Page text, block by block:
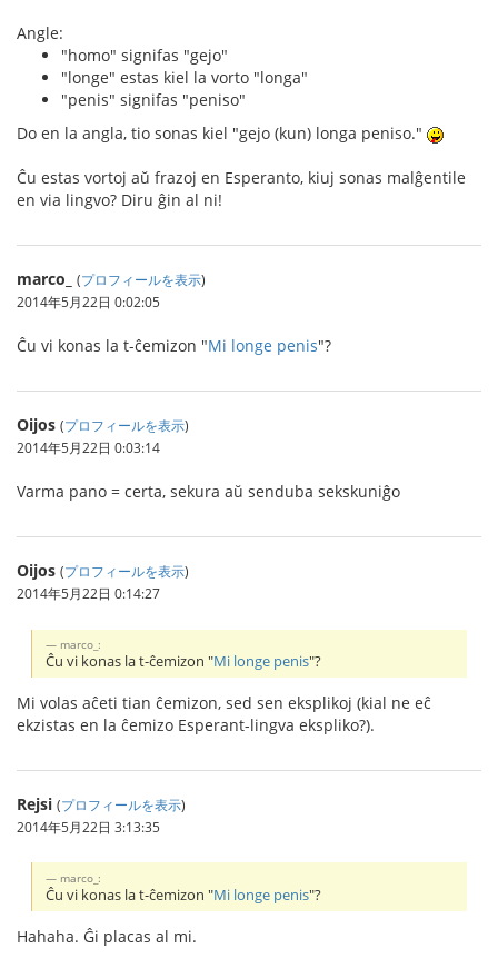
Angle:
"homo" signifas "gejo"
"longe" estas kiel la vorto "longa"
"penis" signifas "peniso"
Do en la angla, tio sonas kiel "gejo (kun) longa peniso."
Ĉu estas vortoj aŭ frazoj en Esperanto, kiuj sonas malĝentile
en via lingvo? Diru ĝin al ni!
marco_ (プロフィールを表示)
2014年5月22日 0:02:05
Ĉu vi konas la t-ĉemizon "Mi longe penis"?
Oijos (プロフィールを表示)
2014年5月22日 0:03:14
Varma pano = certa, sekura aŭ senduba sekskuniĝo
Oijos (プロフィールを表示)
2014年5月22日 0:14:27
marco_:
Ĉu vi konas la t-ĉemizon "Mi longe penis"?
Mi volas aĉeti tian ĉemizon, sed sen eksplikoj (kial ne eĉ
ekzistas en la ĉemizo Esperant-lingva ekspliko?).
Rejsi (プロフィールを表示)
2014年5月22日 3:13:35
marco_:
Ĉu vi konas la t-ĉemizon "Mi longe penis"?
Hahaha. Ĝi placas al mi.